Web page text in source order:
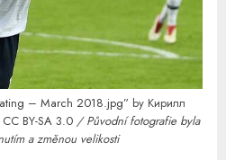
– March 2018.jpg” by Кирилл
CC BY-SA 3.0 / Původní fotografie byla
a změnou velikosti